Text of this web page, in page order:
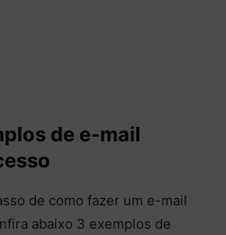
de e-mail
de como fazer um e-mail
abaixo 3 exemplos de